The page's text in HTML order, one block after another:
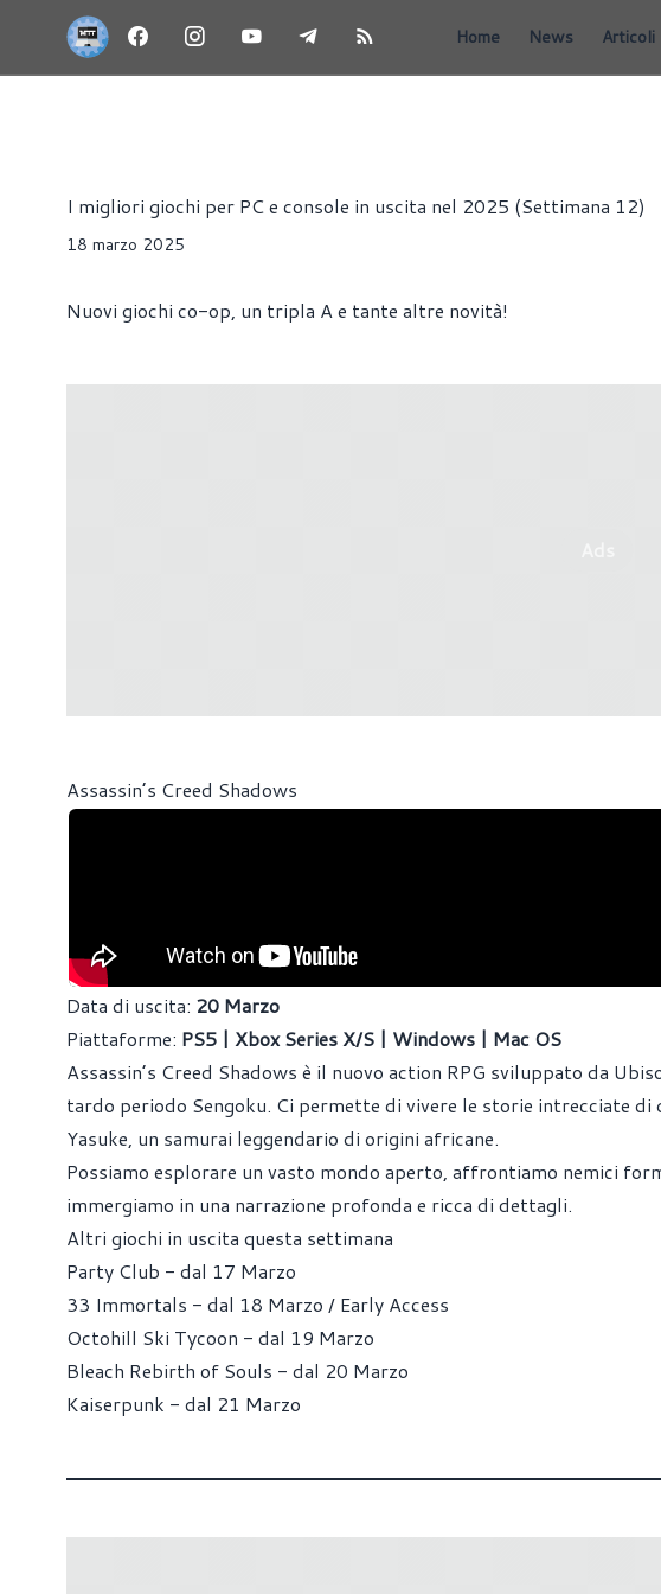
Home News Articoli
I migliori giochi per PC e console in uscita nel 2025 (Settimana 12)
18 marzo 2025
Nuovi giochi co-op, un tripla A e tante altre novità!
Assassin’s Creed Shadows
Data di uscita: 20 Marzo
Piattaforme: PS5 | Xbox Series X/S | Windows | Mac OS
Assassin’s Creed Shadows è il nuovo action RPG sviluppato da
tardo periodo Sengoku. Ci permette di vivere le storie intrecciate
Yasuke, un samurai leggendario di origini africane.
Possiamo esplorare un vasto mondo aperto, affrontiamo nemici
immergiamo in una narrazione profonda e ricca di dettagli.
Altri giochi in uscita questa settimana
Party Club - dal 17 Marzo
33 Immortals - dal 18 Marzo / Early Access
Octohill Ski Tycoon - dal 19 Marzo
Bleach Rebirth of Souls - dal 20 Marzo
Kaiserpunk - dal 21 Marzo